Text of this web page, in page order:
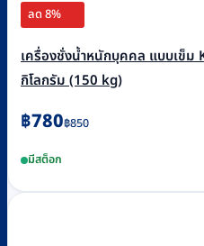
ลด 8%
เครื่องชั่งน้ำหนักบุคคล แบบเข็ม
กิโลกรัม (150 kg)
฿850
Original
was:
฿850.
฿780
Current
is:
฿780.
มีสต็อก